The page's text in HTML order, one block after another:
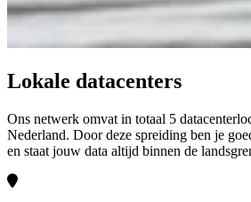
Lokale datacenters
Ons netwerk omvat in totaal 5
Nederland. Door deze spreiding ben je
en staat jouw data altijd binnen de